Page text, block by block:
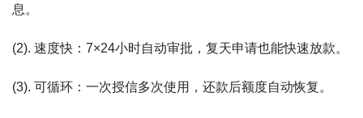
息。
(2). 速度快：7×24小时自动审批，复天申请也能快速放款。
(3). 可循环：一次授信多次使用，还款后额度自动恢复。